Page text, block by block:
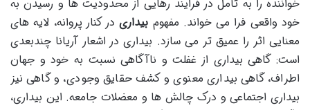
خواننده را به تأمل در فرایند رهایی از محدودیت ها و رسیدن به
خود واقعی فرا می خواند. مفهوم بیداریدر کنار پروانه، لایه های
معنایی اثر را عمیق تر می سازد. بیداری در اشعار آریانا چندبعدی
است: گاهی بیداری از غفلت و ناآگاهی نسبت به خود و جهان
اطراف، گاهی بیداری معنوی و کشف حقایق وجودی، و گاهی نیز
بیداری اجتماعی و درک چالش ها و معضلات جامعه. این بیداری،